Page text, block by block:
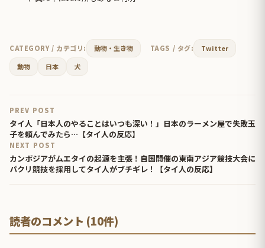
CATEGORY / カテゴリ: 動物・生き物 TAGS / タグ:
Twitter
動物
日本 犬
PREV POST
タイ人「日本人のやることはいつも深い！」日本のラーメン屋で失敗玉
子を頼んでみたら…【タイ人の反応】
NEXT POST
カンボジアがムエタイの起源を主張！自国開催の東南アジア競技大会に
パクリ競技を採用してタイ人がブチギレ！【タイ人の反応】
読者のコメント (10件)